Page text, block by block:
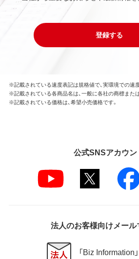
登録する
※記載されている速度表記は規格値で、実環境での速
※記載されている各商品名は、一般に各社の商標また
※記載されている価格は、希望小売価格です。
公式SNSアカウン
法人のお客様向けメー
「Biz Information